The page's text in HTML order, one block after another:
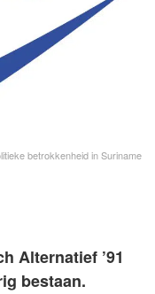
betrokkenheid in Suriname
Alternatief ’91
bestaan.